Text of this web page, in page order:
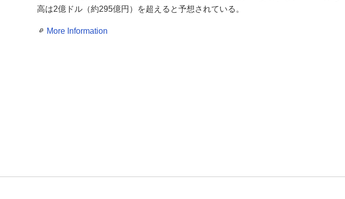
高は2億ドル（約295億円）を超えると予想されている。
More Information